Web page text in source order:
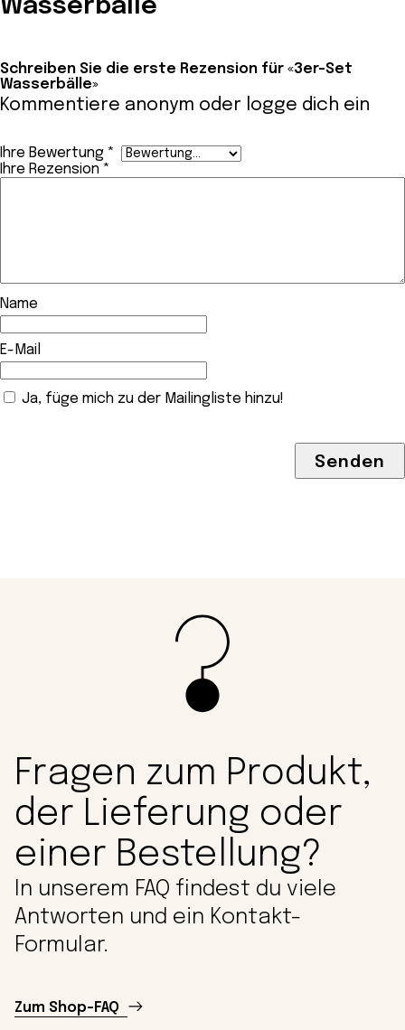
Wasserbälle
Schreiben Sie die erste Rezension für «3er-Set
Wasserbälle»
Kommentiere anonym oder logge dich ein
Ihre Bewertung *
Ihre Rezension *
Name
E-Mail
Ja, füge mich zu der Mailingliste hinzu!
Fragen zum Produkt,
der Lieferung oder
einer Bestellung?
In unserem FAQ findest du viele
Antworten und ein Kontakt-
Formular.
Zum Shop-FAQ